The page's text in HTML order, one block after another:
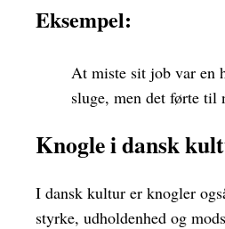
Eksempel:
At miste sit job var en
sluge, men det førte til
Knogle i dansk
I dansk kultur er knogler
styrke, udholdenhed og